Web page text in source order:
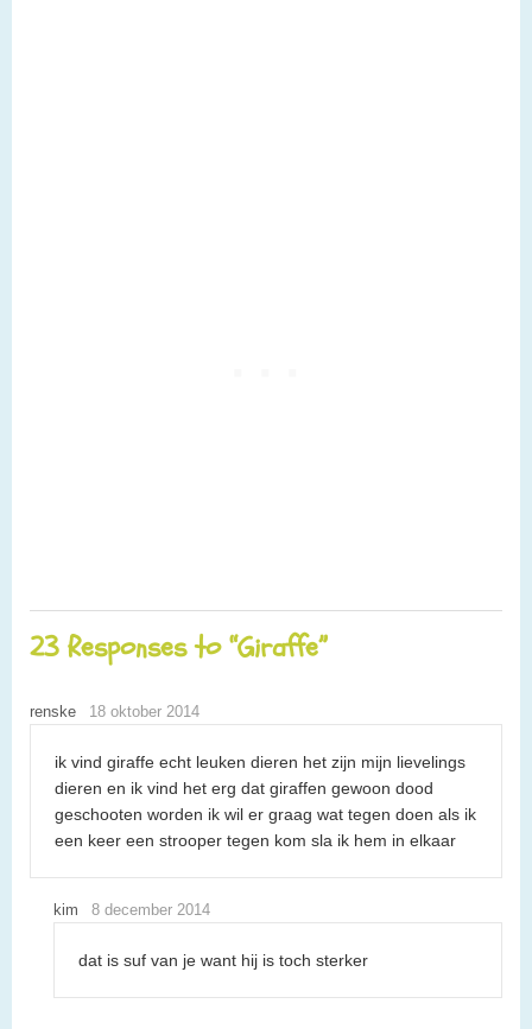
23 Responses to “Giraffe”
renske 18 oktober 2014
ik vind giraffe echt leuken dieren het zijn mijn lievelings
dieren en ik vind het erg dat giraffen gewoon dood
geschooten worden ik wil er graag wat tegen doen als ik
een keer een strooper tegen kom sla ik hem in elkaar
kim 8 december 2014
dat is suf van je want hij is toch sterker